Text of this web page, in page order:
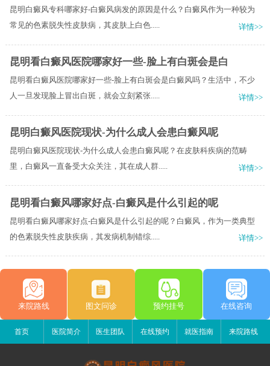
昆明白癜风专科哪家好-白癜风病发的原因是什么？白癜风作为一种较为
常见的色素脱失性皮肤病，其皮肤上白色.....
详情>>
昆明看白癜风医院哪家好一些-脸上有白斑会是白
昆明看白癜风医院哪家好一些-脸上有白斑会是白癜风吗？生活中，不少
人一旦发现脸上冒出白斑，就会立刻紧张.....
详情>>
昆明白癜风医院现状-为什么成人会患白癜风呢
昆明白癜风医院现状-为什么成人会患白癜风呢？在皮肤科疾病的范畴
里，白癜风一直备受大众关注，其在成人群.....
详情>>
昆明看白癜风哪家好点-白癜风是什么引起的呢
昆明看白癜风哪家好点-白癜风是什么引起的呢？白癜风，作为一类典型
的色素脱失性皮肤疾病，其发病机制错综.....
详情>>
来院路线 图文问诊 预约挂号 在线咨询
首页 医院简介 医生团队 在线预约 就医指南 来院路线